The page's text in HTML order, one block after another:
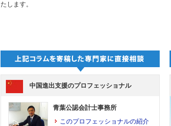
たします。
中国進出支援のプロフェッショナル
青葉公認会計士事務所
このプロフェッショナルの紹介